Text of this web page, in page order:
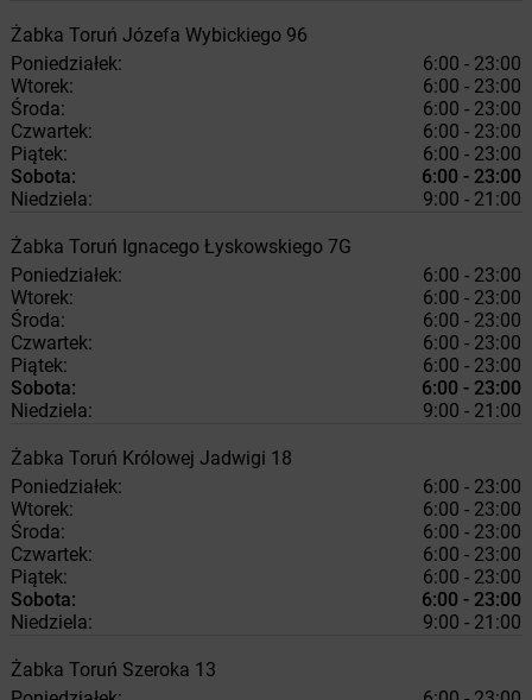
Żabka Toruń Józefa Wybickiego 96
Poniedziałek:
6:00 - 23:00
Wtorek:
6:00 - 23:00
Środa:
6:00 - 23:00
Czwartek:
6:00 - 23:00
Piątek:
6:00 - 23:00
Sobota:
6:00 - 23:00
Niedziela:
9:00 - 21:00
Żabka Toruń Ignacego Łyskowskiego 7G
Poniedziałek:
6:00 - 23:00
Wtorek:
6:00 - 23:00
Środa:
6:00 - 23:00
Czwartek:
6:00 - 23:00
Piątek:
6:00 - 23:00
Sobota:
6:00 - 23:00
Niedziela:
9:00 - 21:00
Żabka Toruń Królowej Jadwigi 18
Poniedziałek:
6:00 - 23:00
Wtorek:
6:00 - 23:00
Środa:
6:00 - 23:00
Czwartek:
6:00 - 23:00
Piątek:
6:00 - 23:00
Sobota:
6:00 - 23:00
Niedziela:
9:00 - 21:00
Żabka Toruń Szeroka 13